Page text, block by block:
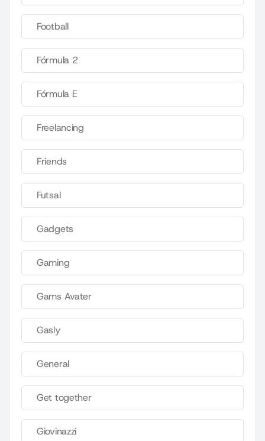
Football
Fórmula 2
Fórmula E
Freelancing
Friends
Futsal
Gadgets
Gaming
Gams Avater
Gasly
General
Get together
Giovinazzi